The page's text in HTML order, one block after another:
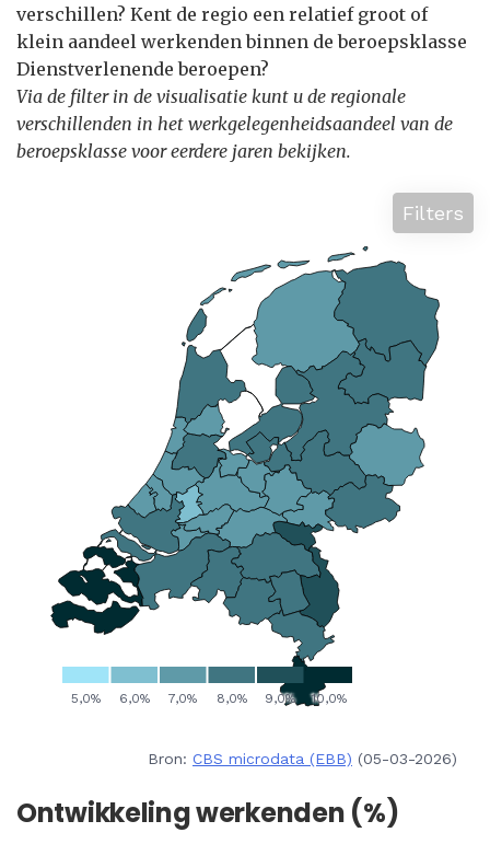
verschillen? Kent de regio een relatief groot of
klein aandeel werkenden binnen de beroepsklasse
Dienstverlenende beroepen?
Via de filter in de visualisatie kunt u de regionale
verschillenden in het werkgelegenheidsaandeel van de
beroepsklasse voor eerdere jaren bekijken.
Filters
Bron: CBS microdata (EBB) (05-03-2026)
Ontwikkeling werkenden (%)